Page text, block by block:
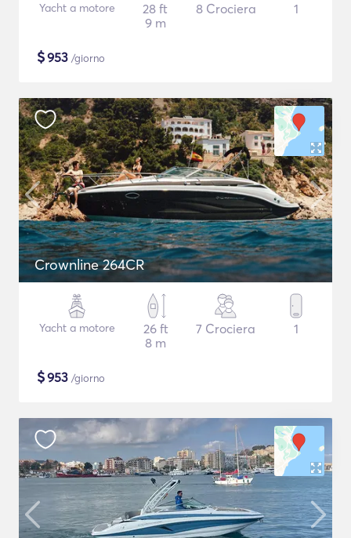
Yacht a motore
28 ft
9 m
8 Crociera 1
$953 /giorno
Crownline 264CR
Yacht a motore
26 ft
8 m
7 Crociera 1
$953 /giorno